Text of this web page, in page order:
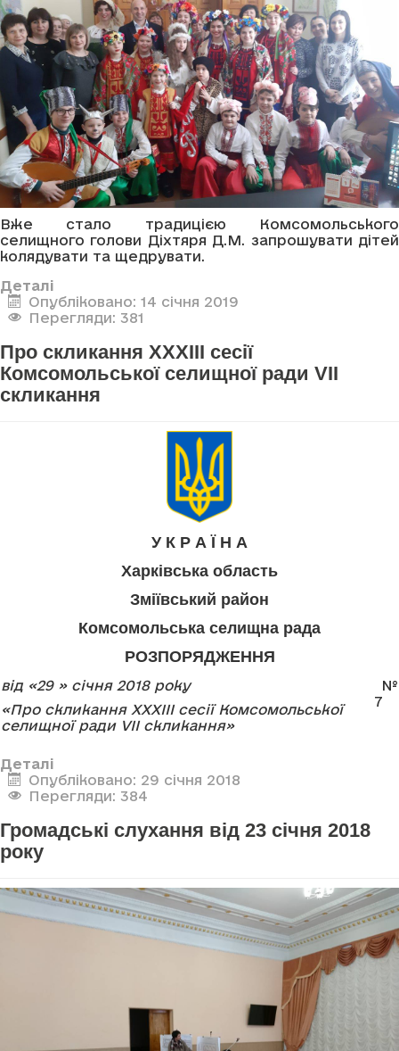
Вже стало традицією Комсомольського
селищного голови Діхтяря Д.М. запрошувати дітей
колядувати та щедрувати.
Деталі
Опубліковано: 14 січня 2019
Перегляди: 381
Про скликання ХХХІІІ сесії
Комсомольської селищної ради VІI
скликання
У К Р А Ї Н А
Харківська область
Зміївський район
Комсомольська селищна рада
РОЗПОРЯДЖЕННЯ
від «29 » січня 2018 року
«Про скликання ХХХІІІ сесії Комсомольської
селищної ради VІI скликання»
№
7
Деталі
Опубліковано: 29 січня 2018
Перегляди: 384
Громадські слухання від 23 січня 2018
року